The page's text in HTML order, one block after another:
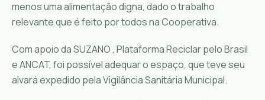
menos uma alimentação digna, dado o trabalho
relevante que é feito por todos na Cooperativa.
Com apoio da SUZANO , Plataforma Reciclar pelo Brasil
e ANCAT, foi possível adequar o espaço, que teve seu
alvará expedido pela Vigilância Sanitária Municipal.